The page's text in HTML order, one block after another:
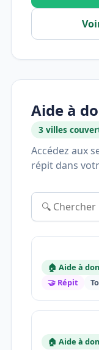
Aide à
3 villes
Accédez aux
répit dans
🏠 Aide à
🤝 Répit
🏠 Aide à